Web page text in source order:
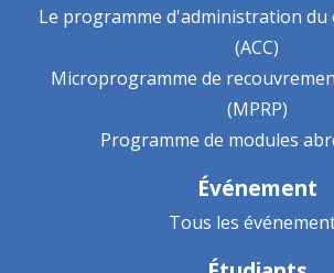
Le programme d'administration du
(ACC)
Microprogramme de
(MPRP)
Programme de modules
Événement
Tous les